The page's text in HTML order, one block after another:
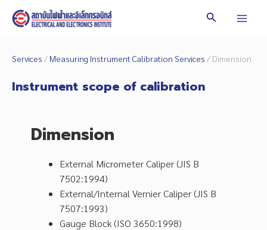
Search
Services / Measuring Instrument Calibration Services / Dimension
Instrument scope of calibration
Dimension
External Micrometer Caliper (JIS B
7502:1994)
External/Internal Vernier Caliper (JIS B
7507:1993)
Gauge Block (ISO 3650:1998)